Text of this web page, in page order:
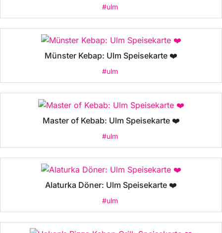
#ulm
Münster Kebap: Ulm Speisekarte ❤️
#ulm
Master of Kebab: Ulm Speisekarte ❤️
#ulm
Alaturka Döner: Ulm Speisekarte ❤️
#ulm